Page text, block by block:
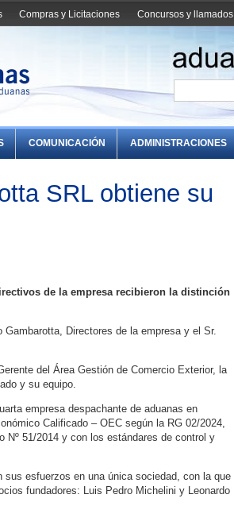
Concursos y llamados
Compras y Licitaciones
COMUNICACIÓN ADMINISTRACIONES
SRL obtiene su
de la empresa recibieron la distinción
Directores de la empresa y el Sr.
del Área Gestión de Comercio Exterior, la
y su equipo.
empresa despachante de aduanas en
Calificado – OEC según la RG 02/2024,
Nº 51/2014 y con los estándares de control y
sus esfuerzos en una única sociedad, con la que
fundadores: Luis Pedro Michelini y Leonardo